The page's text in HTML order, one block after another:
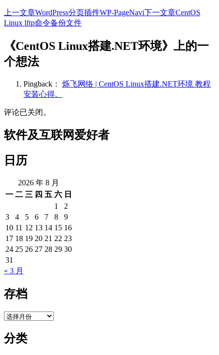
文
章
导
航
上一文章WordPress分页插件WP-PageNavi下一文章CentOS
Linux lftp命令备份文件
《CentOS Linux搭建.NET环境》上的一
个想法
Pingback： 烁飞网络 | CentOS Linux搭建.NET环境 教程
安装心得。
评论已关闭。
软件及互联网爱好者
日历
2026 年 8 月
一 二 三 四 五 六 日
1
2
3
4 5 6 7 8
9
10 11 12 13 14 15 16
17 18 19 20 21 22 23
24 25 26 27 28 29 30
31
« 3 月
存档
存
分类